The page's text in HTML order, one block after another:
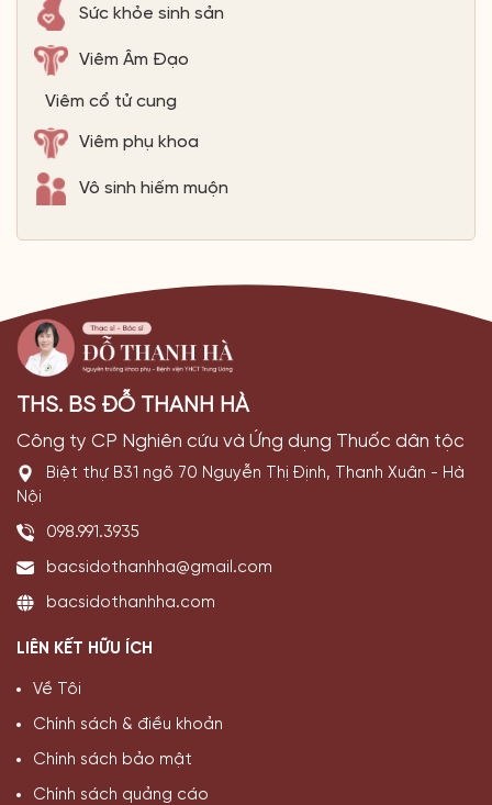
Sức khỏe sinh sản
Viêm Âm Đạo
Viêm cổ tử cung
Viêm phụ khoa
Vô sinh hiếm muộn
THS. BS ĐỖ THANH HÀ
Công ty CP Nghiên cứu và Ứng dụng Thuốc dân tộc
Biệt thự B31 ngõ 70 Nguyễn Thị Định, Thanh Xuân - Hà
Nội
098.991.3935
bacsidothanhha@gmail.com
bacsidothanhha.com
LIÊN KẾT HỮU ÍCH
Về Tôi
Chính sách & điều khoản
Chính sách bảo mật
Chính sách quảng cáo